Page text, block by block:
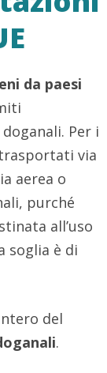
da paesi
Per i
via
aerea o
purché
all’uso
soglia è di
del
.